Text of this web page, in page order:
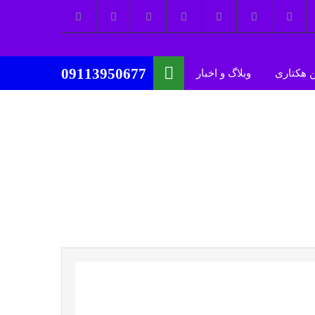
09113950677 هکتاری وبلاگ و اخبار